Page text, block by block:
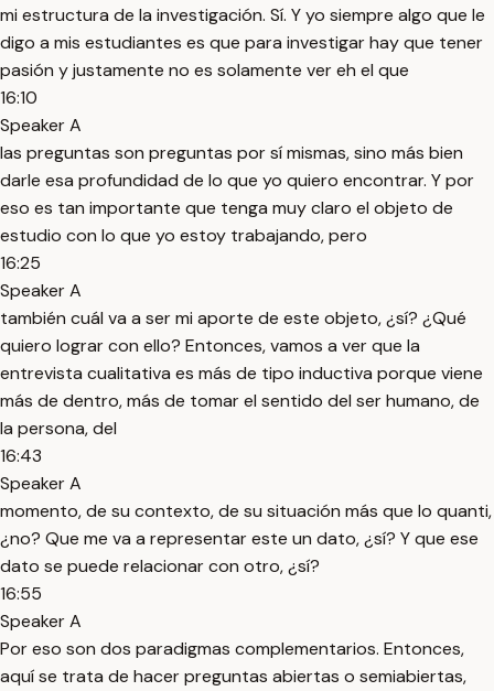
mi estructura de la investigación. Sí. Y yo siempre algo que le
digo a mis estudiantes es que para investigar hay que tener
pasión y justamente no es solamente ver eh el que
16:10
Speaker A
las preguntas son preguntas por sí mismas, sino más bien
darle esa profundidad de lo que yo quiero encontrar. Y por
eso es tan importante que tenga muy claro el objeto de
estudio con lo que yo estoy trabajando, pero
16:25
Speaker A
también cuál va a ser mi aporte de este objeto, ¿sí? ¿Qué
quiero lograr con ello? Entonces, vamos a ver que la
entrevista cualitativa es más de tipo inductiva porque viene
más de dentro, más de tomar el sentido del ser humano, de
la persona, del
16:43
Speaker A
momento, de su contexto, de su situación más que lo quanti,
¿no? Que me va a representar este un dato, ¿sí? Y que ese
dato se puede relacionar con otro, ¿sí?
16:55
Speaker A
Por eso son dos paradigmas complementarios. Entonces,
aquí se trata de hacer preguntas abiertas o semiabiertas,